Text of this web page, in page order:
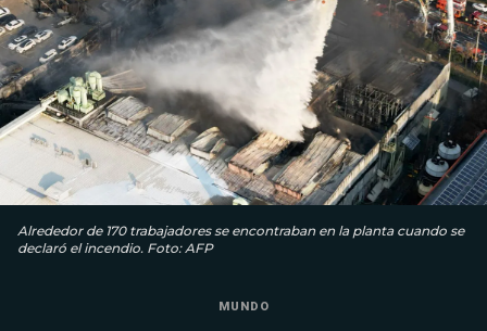
Alrededor de 170 trabajadores se encontraban en la planta cuando se
declaró el incendio. Foto: AFP
MUNDO